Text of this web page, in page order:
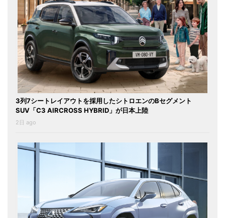
3列7シートレイアウトを採用したシトロエンのBセグメント
SUV「C3 AIRCROSS HYBRID」が日本上陸
2日 ago